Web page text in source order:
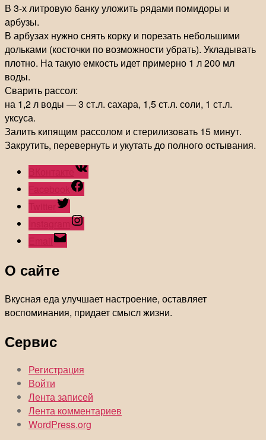
В 3-х литровую банку уложить рядами помидоры и
арбузы.
В арбузах нужно снять корку и порезать небольшими
дольками (косточки по возможности убрать). Укладывать
плотно. На такую емкость идет примерно 1 л 200 мл
воды.
Сварить рассол:
на 1,2 л воды — 3 ст.л. сахара, 1,5 ст.л. соли, 1 ст.л.
уксуса.
Залить кипящим рассолом и стерилизовать 15 минут.
Закрутить, перевернуть и укутать до полного остывания.
О сайте
Вкусная еда улучшает настроение, оставляет
воспоминания, придает смысл жизни.
Сервис
Регистрация
Войти
Лента записей
Лента комментариев
WordPress.org